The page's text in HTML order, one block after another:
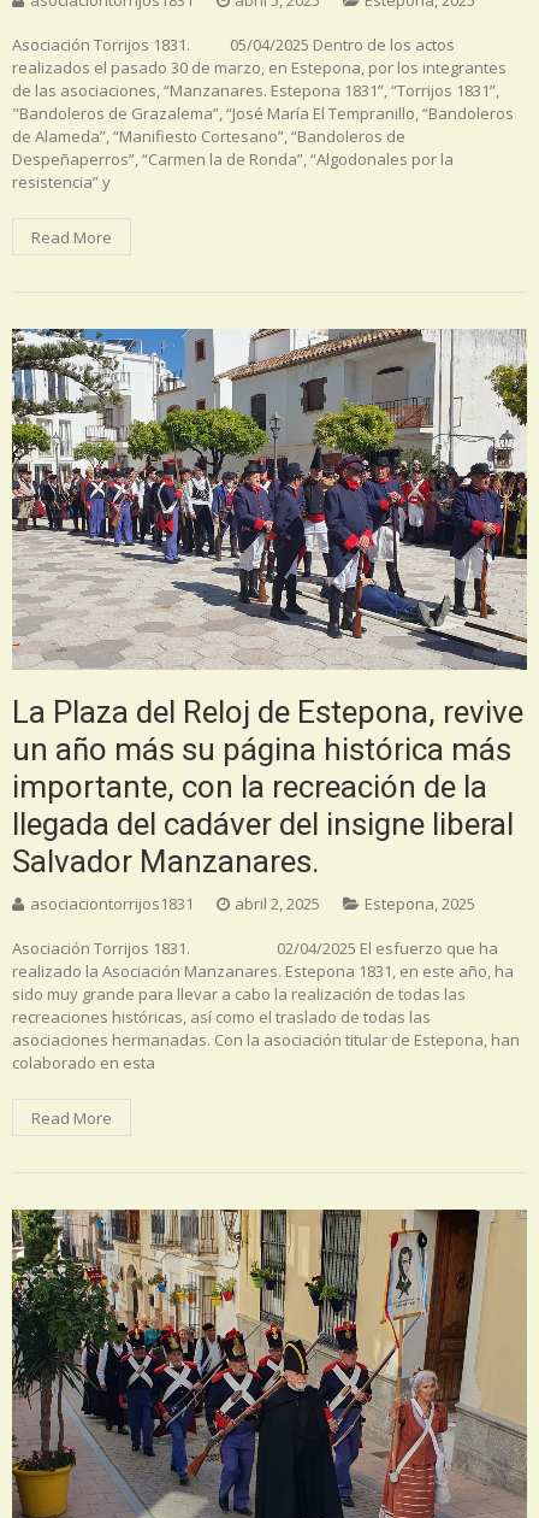
Asociación Torrijos 1831. 05/04/2025 Dentro de los actos
realizados el pasado 30 de marzo, en Estepona, por los integrantes
de las asociaciones, “Manzanares. Estepona 1831”, “Torrijos 1831”,
"Bandoleros de Grazalema”, “José María El Tempranillo, “Bandoleros
de Alameda”, “Manifiesto Cortesano”, “Bandoleros de
Despeñaperros”, “Carmen la de Ronda”, “Algodonales por la
resistencia” y
Read More
La Plaza del Reloj de Estepona, revive
un año más su página histórica más
importante, con la recreación de la
llegada del cadáver del insigne liberal
Salvador Manzanares.
asociaciontorrijos1831 abril 2, 2025 Estepona,2025
Asociación Torrijos 1831. 02/04/2025 El esfuerzo que ha
realizado la Asociación Manzanares. Estepona 1831, en este año, ha
sido muy grande para llevar a cabo la realización de todas las
recreaciones históricas, así como el traslado de todas las
asociaciones hermanadas. Con la asociación titular de Estepona, han
colaborado en esta
Read More